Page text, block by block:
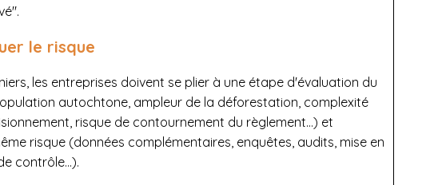
le risque
les entreprises doivent se plier à une étape d'évaluation du
autochtone, ampleur de la déforestation, complexité
risque de contournement du règlement…) et
risque (données complémentaires, enquêtes, audits, mise en
contrôle…).